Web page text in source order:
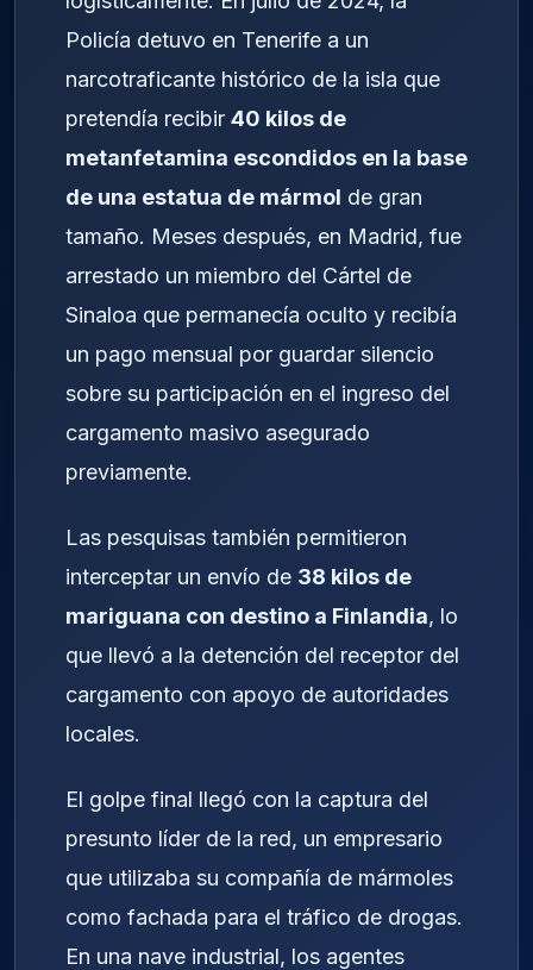
Policía detuvo en Tenerife a un
narcotraficante histórico de la isla que
pretendía recibir 40 kilos de
metanfetamina escondidos en la base
de una estatua de mármol de gran
tamaño. Meses después, en Madrid, fue
arrestado un miembro del Cártel de
Sinaloa que permanecía oculto y recibía
un pago mensual por guardar silencio
sobre su participación en el ingreso del
cargamento masivo asegurado
previamente.
Las pesquisas también permitieron
interceptar un envío de 38 kilos de
mariguana con destino a Finlandia, lo
que llevó a la detención del receptor del
cargamento con apoyo de autoridades
locales.
El golpe final llegó con la captura del
presunto líder de la red, un empresario
que utilizaba su compañía de mármoles
como fachada para el tráfico de drogas.
En una nave industrial, los agentes